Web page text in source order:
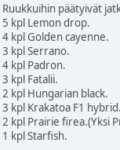
Ruukkuihin päätyivät
5 kpl Lemon drop.
4 kpl Golden cayenne.
3 kpl Serrano.
4 kpl Padron.
3 kpl Fatalii.
2 kpl Hungarian black.
3 kpl Krakatoa F1 hybrid.
2 kpl Prairie firea.(Yksi
1 kpl Starfish.